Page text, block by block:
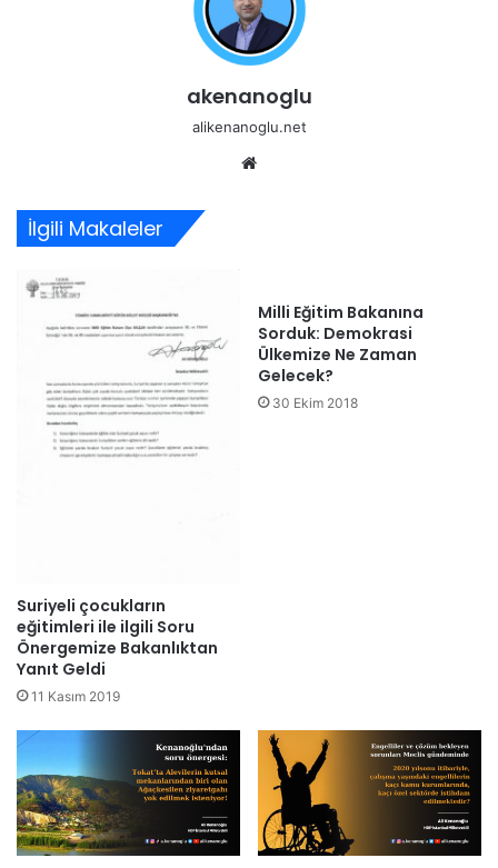
akenanoglu
alikenanoglu.net
İlgili Makaleler
Suriyeli çocukların
eğitimleri ile ilgili Soru
Önergemize Bakanlıktan
Yanıt Geldi
11 Kasım 2019
Milli Eğitim Bakanına
Sorduk: Demokrasi
Ülkemize Ne Zaman
Gelecek?
30 Ekim 2018